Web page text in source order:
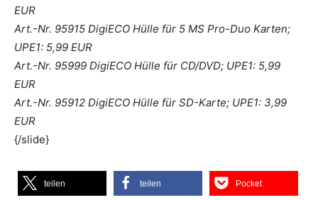
EUR
Art.-Nr. 95915 DigiECO Hülle für 5 MS Pro-Duo Karten;
UPE1: 5,99 EUR
Art.-Nr. 95999 DigiECO Hülle für CD/DVD; UPE1: 5,99
EUR
Art.-Nr. 95912 DigiECO Hülle für SD-Karte; UPE1: 3,99
EUR
{/slide}
teilen teilen Pocket